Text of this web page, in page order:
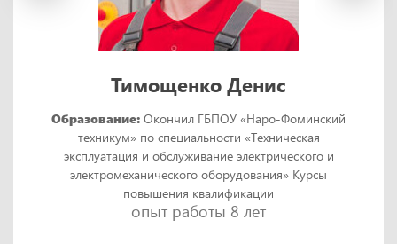
Тимощенко Денис
Образование: Окончил ГБПОУ «Наро-Фоминский
техникум» по специальности «Техническая
эксплуатация и обслуживание электрического и
электромеханического оборудования» Курсы
повышения квалификации
опыт работы 8 лет